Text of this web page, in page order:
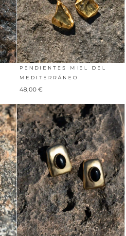
PENDIENTES MIEL DEL
MEDITERRÁNEO
48,00 €